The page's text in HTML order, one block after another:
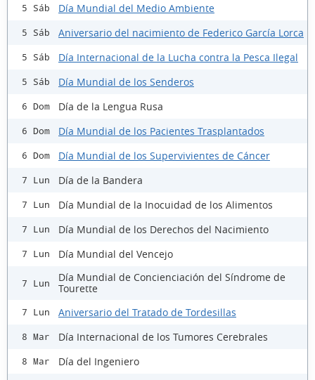
5 Sáb Día Mundial del Medio Ambiente
5 Sáb Aniversario del nacimiento de Federico García Lorca
5 Sáb Día Internacional de la Lucha contra la Pesca Ilegal
5 Sáb Día Mundial de los Senderos
6 Dom Día de la Lengua Rusa
6 Dom Día Mundial de los Pacientes Trasplantados
6 Dom Día Mundial de los Supervivientes de Cáncer
7 Lun Día de la Bandera
7 Lun Día Mundial de la Inocuidad de los Alimentos
7 Lun Día Mundial de los Derechos del Nacimiento
7 Lun Día Mundial del Vencejo
7 Lun
Día Mundial de Concienciación del Síndrome de
Tourette
7 Lun Aniversario del Tratado de Tordesillas
8 Mar Día Internacional de los Tumores Cerebrales
8 Mar Día del Ingeniero